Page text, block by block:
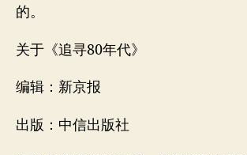
的。
关于《追寻80年代》
编辑：新京报
出版：中信出版社